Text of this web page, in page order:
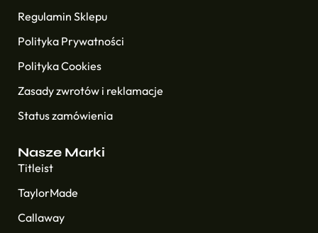
Regulamin Sklepu
Polityka Prywatności
Polityka Cookies
Zasady zwrotów i reklamacje
Status zamówienia
Nasze Marki
Titleist
TaylorMade
Callaway